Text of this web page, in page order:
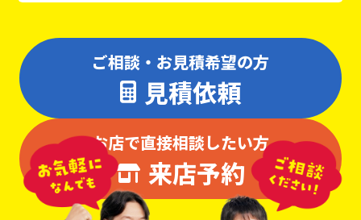
ご相談・お見積希望の方
見積依頼
お店で直接相談したい方
来店予約